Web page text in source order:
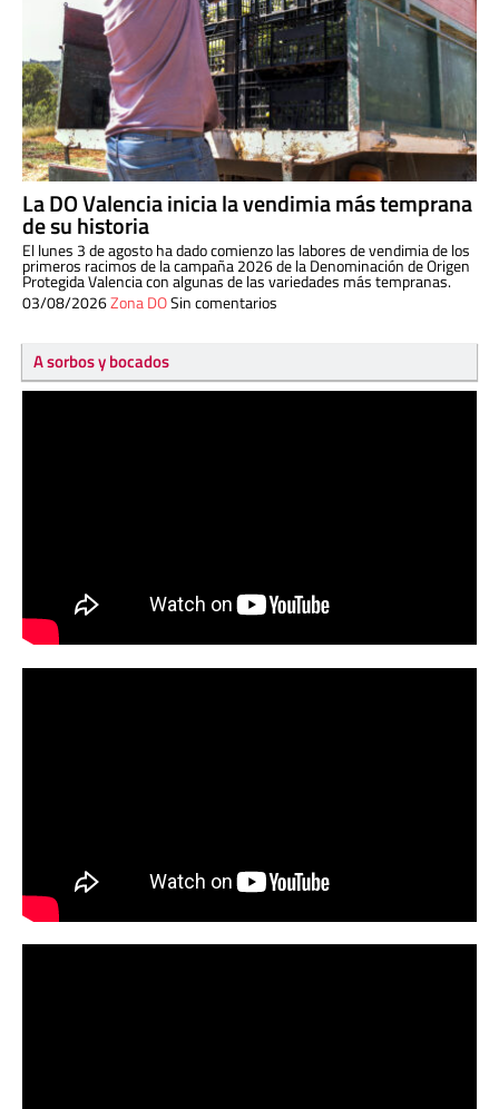
La DO Valencia inicia la vendimia más temprana
de su historia
El lunes 3 de agosto ha dado comienzo las labores de vendimia de los
primeros racimos de la campaña 2026 de la Denominación de Origen
Protegida Valencia con algunas de las variedades más tempranas.
03/08/2026Zona DOSin comentarios
A sorbos y bocados